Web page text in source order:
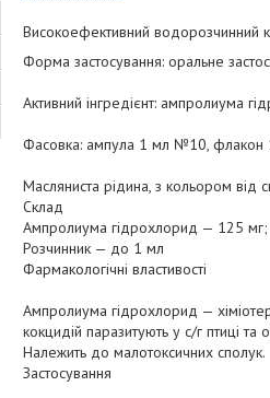
Високоефективний водорозчинний
Форма застосування: оральне
Активний інгредієнт: ампролиума
Фасовка: ампула 1 мл №10, флакон
Масляниста рідина, з кольором від
Склад
Ампролиума гідрохлорид — 125 мг;
Розчинник — до 1 мл
Фармакологічні властивості
Ампролиума гідрохлорид —
кокцидій паразитують у с/г птиці та
Належить до малотоксичних сполук.
Застосування